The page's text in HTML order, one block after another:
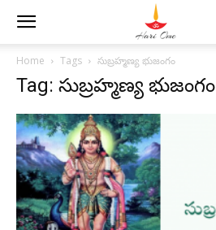
Home Tags సుబ్రహ్మణ్య భుజంగం
Tag: సుబ్రహ్మణ్య భుజంగం